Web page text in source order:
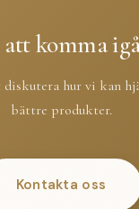
komma
hur vi kan
bättre produkter.
Kontakta oss